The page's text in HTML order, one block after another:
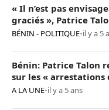
« Il n’est pas
graciés », Patrice
« opposants
BÉNIN - POLITIQUE•il y a 5
Bénin: Patrice Talon
sur les « arrestations
A LA UNE•il y a 5 ans